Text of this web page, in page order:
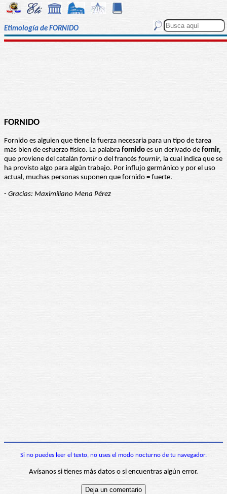
Etimología de FORNIDO
FORNIDO
Fornido es alguien que tiene la fuerza necesaria para un tipo de tarea
más bien de esfuerzo físico. La palabra fornido es un derivado de fornir,
que proviene del catalán forniro del francés fournir, la cual indica que se
ha provisto algo para algún trabajo. Por influjo germánico y por el uso
actual, muchas personas suponen que fornido = fuerte.
- Gracias: Maximiliano Mena Pérez
Si no puedes leer el texto, no uses el modo nocturno de tu navegador.
Avísanos si tienes más datos o si encuentras algún error.